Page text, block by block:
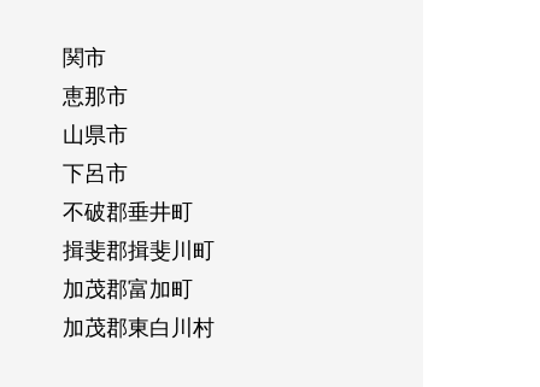
関市
恵那市
山県市
下呂市
不破郡垂井町
揖斐郡揖斐川町
加茂郡富加町
加茂郡東白川村